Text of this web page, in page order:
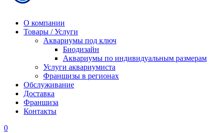
О компании
Товары / Услуги
Аквариумы под ключ
Биодизайн
Аквариумы по индивидуальным размерам
Услуги аквариумиста
Франшизы в регионах
Обслуживание
Доставка
Франшиза
Контакты
0